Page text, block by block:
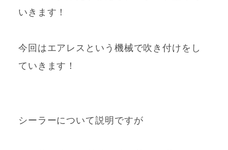
いきます！
今回はエアレスという機械で吹き付けをし
ていきます！
シーラーについて説明ですが